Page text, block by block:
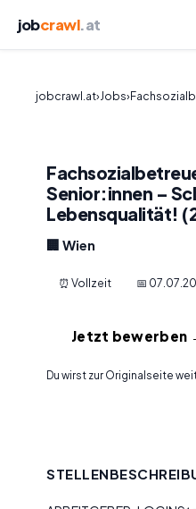
jobcrawl.at
jobcrawl.at›Jobs›
Senior:innen –
Lebensqualität!
🏢 Wien
⏰ Vollzeit 📅
Jetzt bewerben
Du wirst zur Originalseite